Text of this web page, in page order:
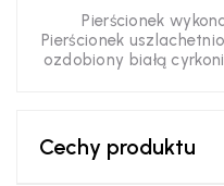
Pierścionek
Pierścionek
ozdobiony białą
Cechy produktu